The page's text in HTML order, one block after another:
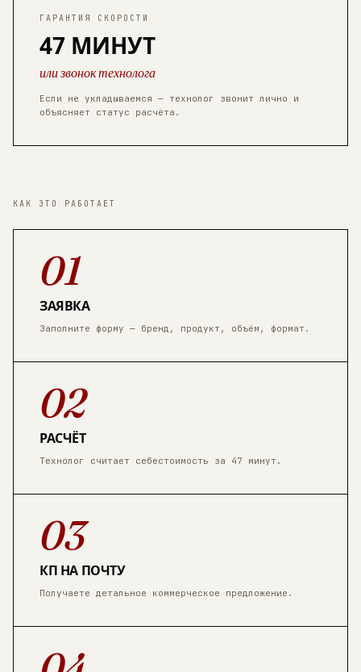
ГАРАНТИЯ СКОРОСТИ
47 МИНУТ
или звонок технолога
Если не укладываемся — технолог звонит лично и
объясняет статус расчёта.
КАК ЭТО РАБОТАЕТ
01
ЗАЯВКА
Заполните форму — бренд, продукт, объём, формат.
02
РАСЧЁТ
Технолог считает себестоимость за 47 минут.
03
КП НА ПОЧТУ
Получаете детальное коммерческое предложение.